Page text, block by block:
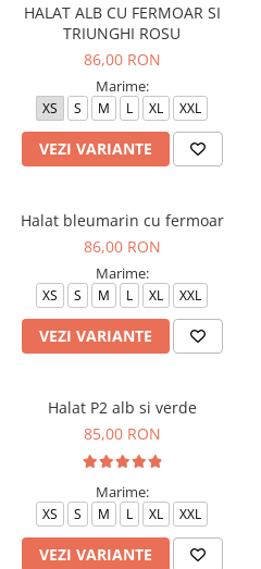
HALAT ALB CU FERMOAR SI
TRIUNGHI ROSU
86,00 RON
Marime:
XS S M L XL XXL
VEZI VARIANTE
Halat bleumarin cu fermoar
86,00 RON
Marime:
XS S M L XL XXL
VEZI VARIANTE
Halat P2 alb si verde
85,00 RON
Marime:
XS S M L XL XXL
VEZI VARIANTE